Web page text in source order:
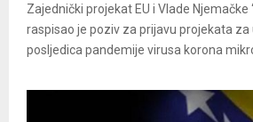
Zajednički projekat EU i Vlade Njemačke
raspisao je poziv za prijavu projekata za
posljedica pandemije virusa korona